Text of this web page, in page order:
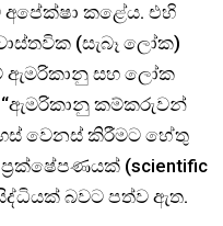
කළේය. එහි
(සැබෑ ලෝක)
ඇමරිකානු සහ ලෝක
“ඇමරිකානු කම්කරුවන්
වෙනස් කිරීමට හේතු
(scientific
බවට පත්ව ඇත.